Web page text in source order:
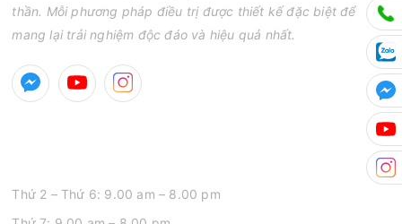
thần. Mỗi phương pháp điều trị được thiết kế đặc biệt để
mang lại trải nghiệm độc đáo và hiệu quả nhất.
Thứ 2 – Thứ 6: 9.00 am – 8.00 pm